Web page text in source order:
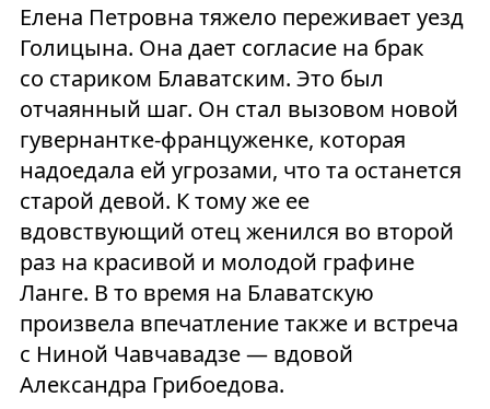
Елена Петровна тяжело переживает уезд
Голицына. Она дает согласие на брак
со стариком Блаватским. Это был
отчаянный шаг. Он стал вызовом новой
гувернантке-француженке, которая
надоедала ей угрозами, что та останется
старой девой. К тому же ее
вдовствующий отец женился во второй
раз на красивой и молодой графине
Ланге. В то время на Блаватскую
произвела впечатление также и встреча
с Ниной Чавчавадзе — вдовой
Александра Грибоедова.